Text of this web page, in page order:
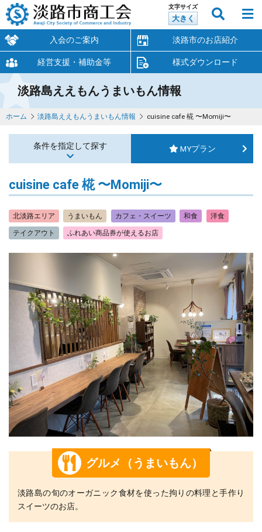
文字サイズ
大きく
入会のご案内 淡路市のお店紹介
経営支援・補助金等 様式ダウンロード
淡路島ええもんうまいもん情報
ホーム 淡路島ええもんうまいもん情報 cuisine cafe 椛 〜Momiji〜
条件を指定して探す MYプラン
cuisine cafe 椛 〜Momiji〜
北淡路エリア うまいもん カフェ・スイーツ 和食
洋食
テイクアウト
ふれあい商品券が使えるお店
グルメ（うまいもん）
淡路島の旬のオーガニック食材を使った拘りの料理と手作り
スイーツのお店。